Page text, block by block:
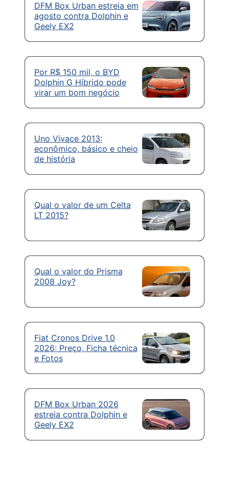
DFM Box Urban estreia em
agosto contra Dolphin e
Geely EX2
Por R$ 150 mil, o BYD
Dolphin G Híbrido pode
virar um bom negócio
Uno Vivace 2013:
econômico, básico e cheio
de história
Qual o valor de um Celta
LT 2015?
Qual o valor do Prisma
2008 Joy?
Fiat Cronos Drive 1.0
2026: Preço, Ficha técnica
e Fotos
DFM Box Urban 2026
estreia contra Dolphin e
Geely EX2